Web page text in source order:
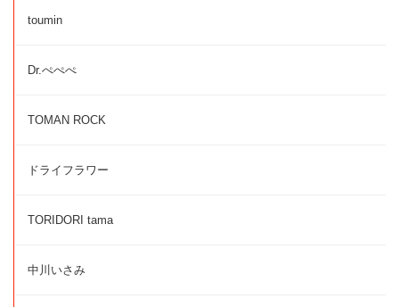
toumin
Dr.ぺぺぺ
TOMAN ROCK
ドライフラワー
TORIDORI tama
中川いさみ